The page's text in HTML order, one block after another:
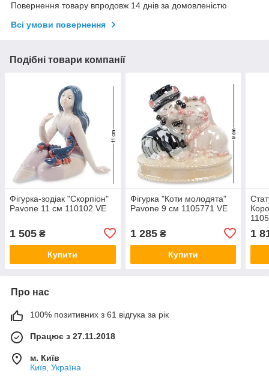
Повернення товару впродовж 14 днів за домовленістю
Всі умови повернення
Подібні товари компанії
Фігурка-зодіак "Скорпіон"
Pavone 11 см 110102 VE
1 505 ₴
Купити
Фігурка "Коти молодята"
Pavone 9 см 1105771 VE
1 285₴
Купити
1
Про нас
100% позитивних з 61 відгука за рік
Працює з 27.11.2018
м. Київ
Київ, Україна